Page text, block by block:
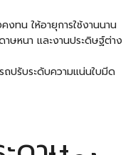
ทน ให้อายุการใช้งานนาน
ษหนา และงานประดิษฐ์ต่าง
ปรับระดับความแน่นใบมีด